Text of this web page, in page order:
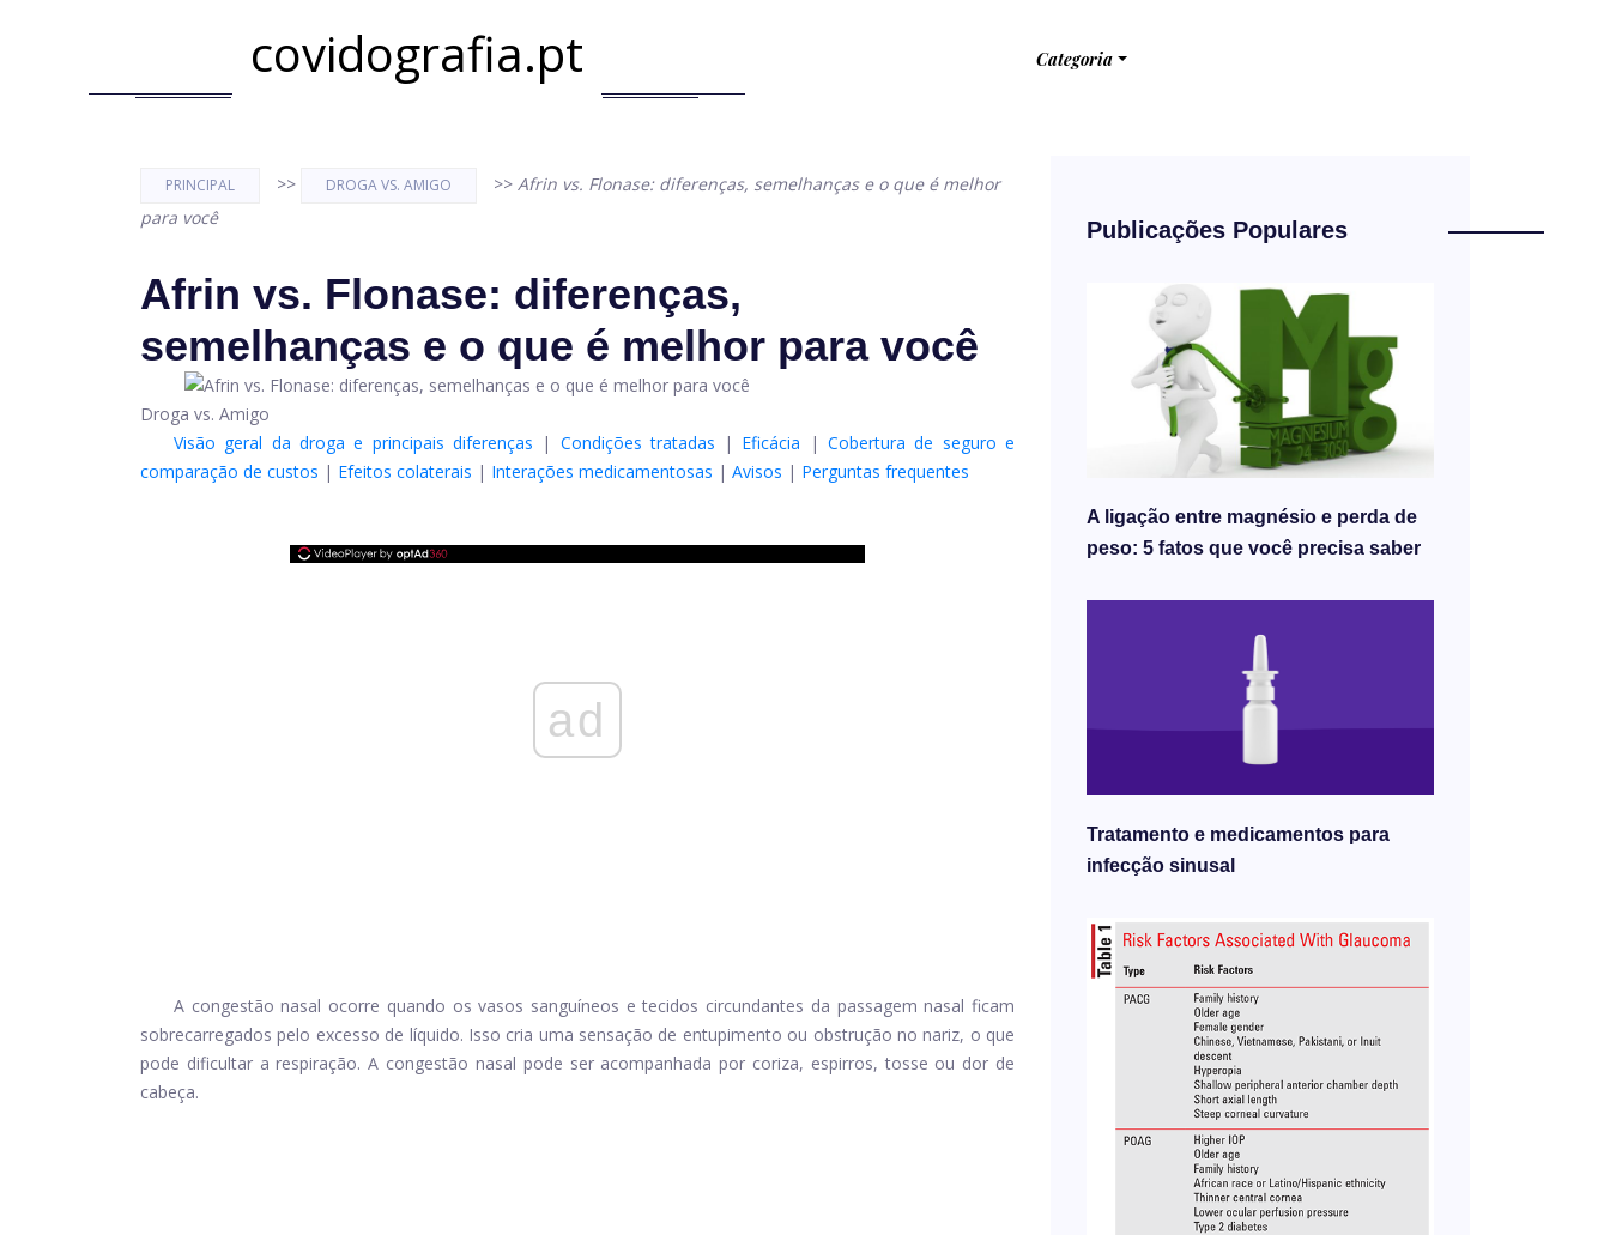
covidografia.pt Categoria
PRINCIPAL >> DROGA VS. AMIGO >> Afrin vs. Flonase: diferenças, semelhanças e o que é melhor
para você
Afrin vs. Flonase: diferenças,
semelhanças e o que é melhor para você
Droga vs. Amigo
Visão geral da droga e principais diferenças | Condições tratadas | Eficácia |Cobertura de seguro e
comparação de custos | Efeitos colaterais | Interações medicamentosas | Avisos | Perguntas frequentes
ad
A congestão nasal ocorre quando os vasos sanguíneos e tecidos circundantes da passagem nasal ficam
sobrecarregados pelo excesso de líquido. Isso cria uma sensação de entupimento ou obstrução no nariz, o que
pode dificultar a respiração. A congestão nasal pode ser acompanhada por coriza, espirros, tosse ou dor de
cabeça.
Publicações Populares
A ligação entre magnésio e perda de
peso: 5 fatos que você precisa saber
Tratamento e medicamentos para
infecção sinusal